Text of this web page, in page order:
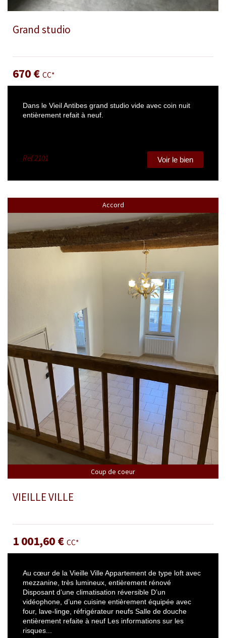
Grand studio
670 € CC*
Dans le Vieil Antibes grand studio vide avec coin nuit
entièrement refait à neuf.
Ref2101 Voir le bien
Accord
Coup de coeur
VIEILLE VILLE
1 001,60 € CC*
Au cœur de la Vieille Ville Appartement de type loft avec
mezzanine, très lumineux, entièrement rénové
Disposant d’une climatisation réversible D’un
vidéophone, d’une cuisine entièrement équipée avec
four, lave-linge, réfrigérateur neufs Salle de douche
entièrement refaite à neuf Les informations sur les
risques...